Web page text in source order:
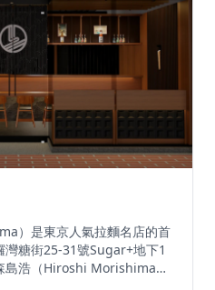
）是東京人氣拉麵名店的首
糖街25-31號Sugar+地下1
島浩（Hiroshi Morishima）